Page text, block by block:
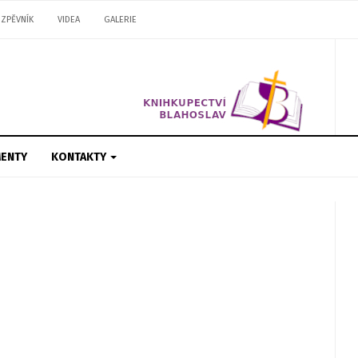
ZPĚVNÍK VIDEA GALERIE
KONTAKTY